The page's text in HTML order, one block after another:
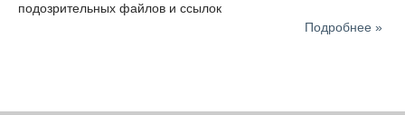
подозрительных файлов и ссылок
Подробнее »